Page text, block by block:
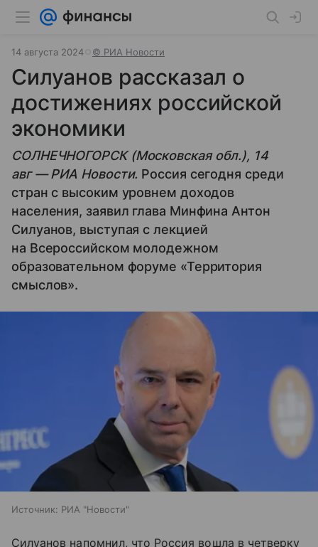
14 августа 2024 © РИА Новости
Силуанов рассказал о
достижениях российской
экономики
СОЛНЕЧНОГОРСК (Московская обл.), 14
авг — РИА Новости. Россия сегодня среди
стран с высоким уровнем доходов
населения, заявил глава Минфина Антон
Силуанов, выступая с лекцией
на Всероссийском молодежном
образовательном форуме «Территория
смыслов».
Источник: РИА "Новости"
Силуанов напомнил, что Россия вошла в четверку